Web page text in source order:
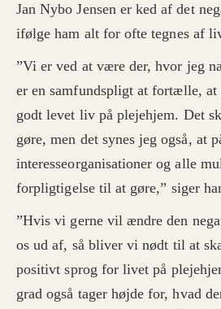
Jan Nybo Jensen er ked af det
ifølge ham alt for ofte tegnes af
”Vi er ved at være der, hvor jeg
er en samfundspligt at fortælle, at
godt levet liv på plejehjem. Det
gøre, men det synes jeg også, at
interesseorganisationer og alle
forpligtigelse til at gøre,” siger
”Hvis vi gerne vil ændre den
os ud af, så bliver vi nødt til at
positivt sprog for livet på
grad også tager højde for, hvad